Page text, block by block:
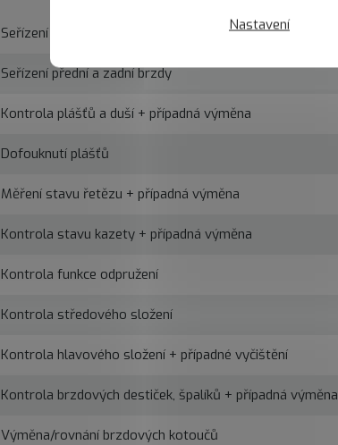
Nastavení
Seřízení přehazovačky a přesmykače
Seřízení přední a zadní brzdy
Kontrola plášťů a duší + případná výměna
Dofouknutí plášťů
Měření stavu řetězu + případná výměna
Kontrola stavu kazety + případná výměna
Kontrola funkce odpružení
Kontrola středového složení
Kontrola hlavového složení + případné vyčištění
Kontrola brzdových destiček, špalíků + případná výměna
Výměna/rovnání brzdových kotoučů